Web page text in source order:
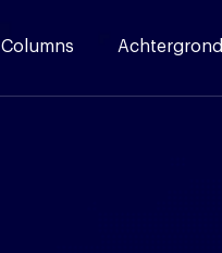
Columns Achtergrond